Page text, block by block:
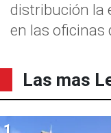
distribución la
en las oficinas
Las mas